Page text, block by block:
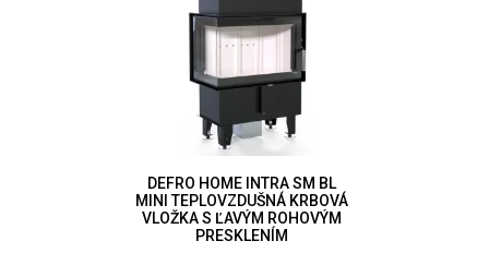
DEFRO HOME INTRA SM BL
MINI TEPLOVZDUŠNÁ KRBOVÁ
VLOŽKA S ĽAVÝM ROHOVÝM
PRESKLENÍM